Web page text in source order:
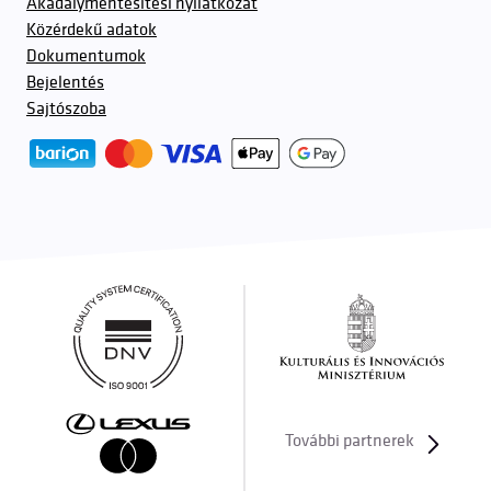
Közérdekű adatok
Dokumentumok
Bejelentés
Sajtószoba
További partnerek